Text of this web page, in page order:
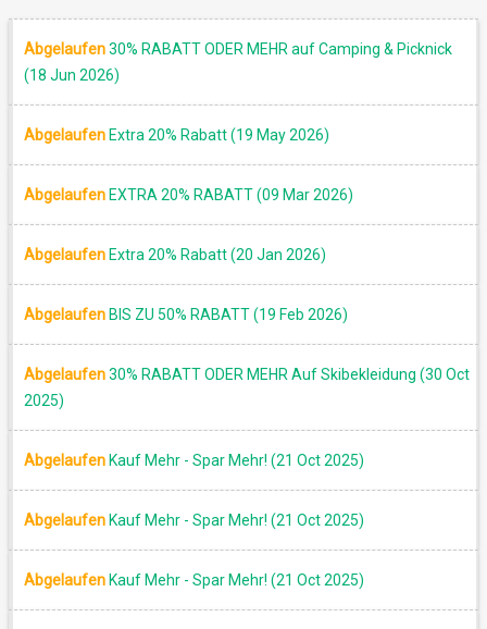
Abgelaufen30% RABATT ODER MEHR auf Camping & Picknick
(18 Jun 2026)
AbgelaufenExtra 20% Rabatt (19 May 2026)
AbgelaufenEXTRA 20% RABATT (09 Mar 2026)
AbgelaufenExtra 20% Rabatt (20 Jan 2026)
AbgelaufenBIS ZU 50% RABATT (19 Feb 2026)
Abgelaufen30% RABATT ODER MEHR Auf Skibekleidung (30 Oct
2025)
AbgelaufenKauf Mehr - Spar Mehr! (21 Oct 2025)
AbgelaufenKauf Mehr - Spar Mehr! (21 Oct 2025)
AbgelaufenKauf Mehr - Spar Mehr! (21 Oct 2025)